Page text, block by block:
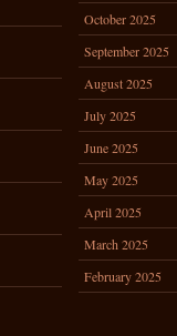
October 2025
September 2025
August 2025
July 2025
June 2025
May 2025
April 2025
March 2025
February 2025